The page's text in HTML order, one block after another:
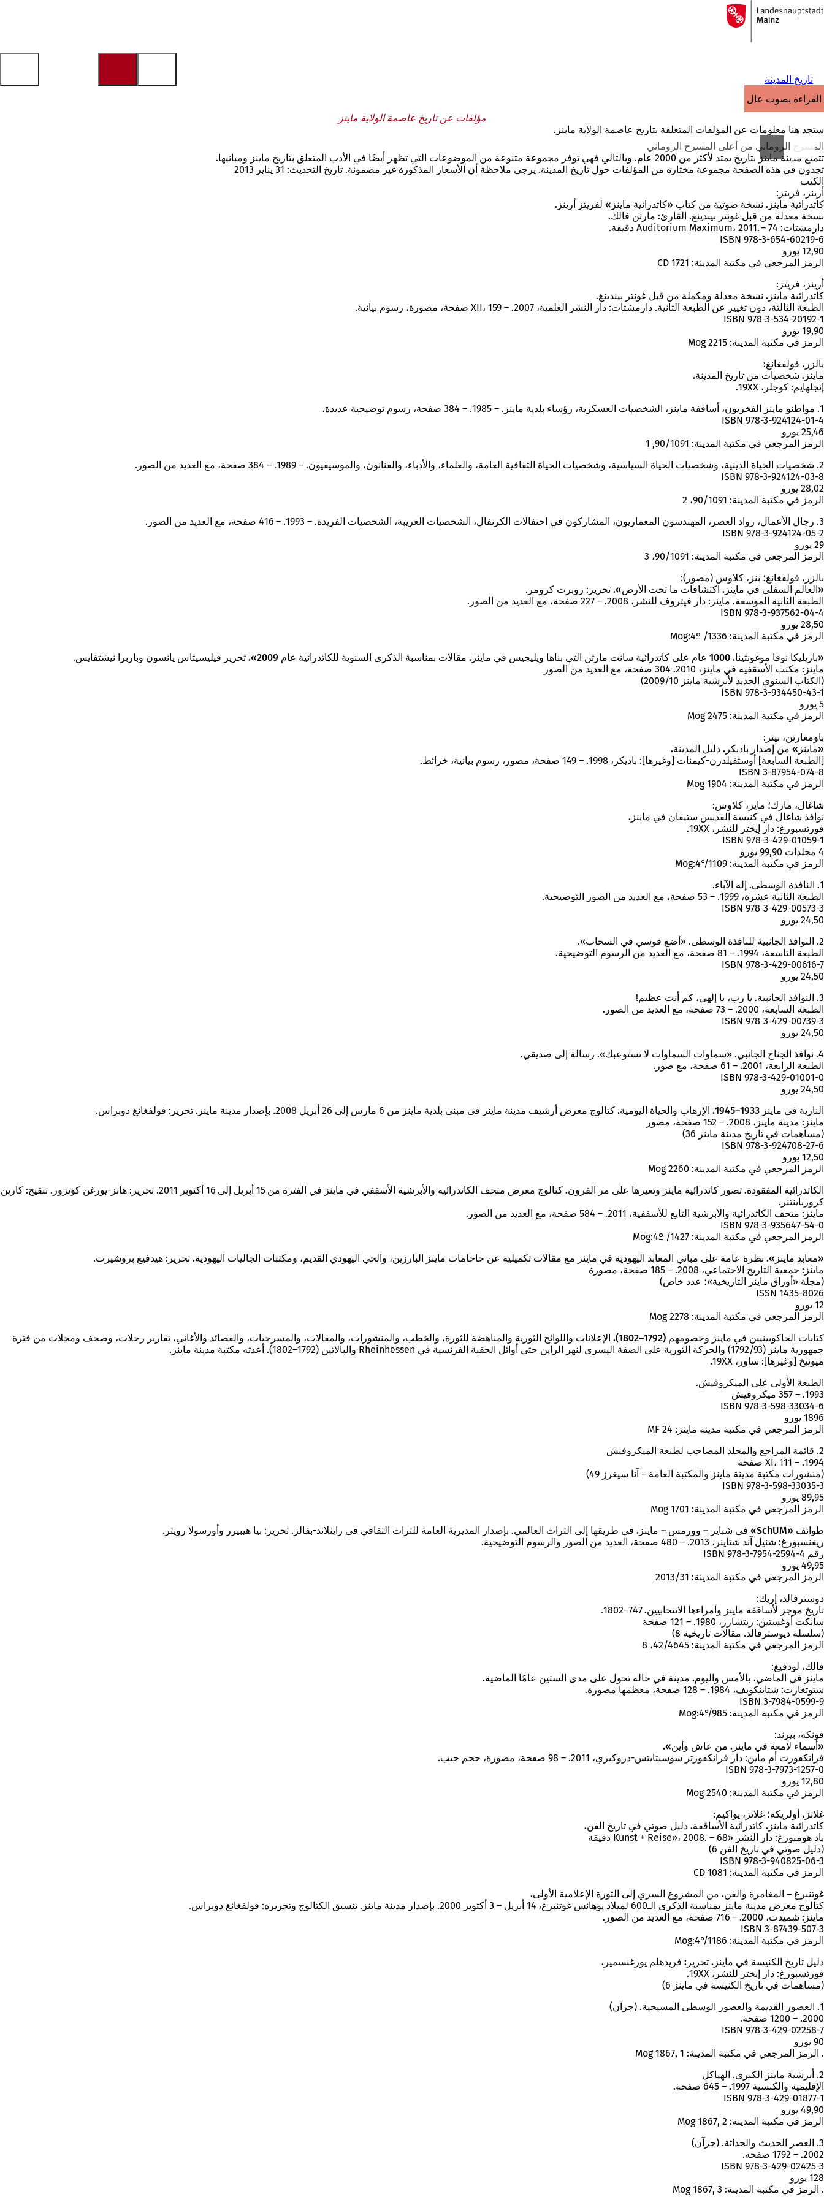
الانتقال إلى المحتوى
إلى
الصفحة
تاريخ المدينة
القراءة بصوت عالٍ
مؤلفات عن تاريخ عاصمة الولاية ماينز
ستجد هنا معلومات عن المؤلفات المتعلقة بتاريخ عاصمة الولاية ماينز.
المسرح الروماني من أعلى المسرح الروماني
تتمتع مدينة ماينز بتاريخ يمتد لأكثر من 2000 عام. وبالتالي فهي توفر مجموعة متنوعة من الموضوعات التي تظهر أيضًا في الأدب المتعلق بتاريخ ماينز ومبانيها.
تجدون في هذه الصفحة مجموعة مختارة من المؤلفات حول تاريخ المدينة. يرجى ملاحظة أن الأسعار المذكورة غير مضمونة. تاريخ التحديث: 31 يناير 2013
الكتب
أرينز، فريتز:
كاتدرائية ماينز. نسخة صوتية من كتاب «كاتدرائية ماينز» لفريتز أرينز.
نسخة معدلة من قبل غونتر بيندينغ. القارئ: مارتن فالك.
دارمشتات: Auditorium Maximum، 2011. – 74 دقيقة.
ISBN 978-3-654-60219-6
12,90 يورو
الرمز المرجعي في مكتبة المدينة: CD 1721
أرينز، فريتز:
كاتدرائية ماينز. نسخة معدلة ومكملة من قبل غونتر بيندينغ.
الطبعة الثالثة، دون تغيير عن الطبعة الثانية. دارمشتات: دار النشر العلمية، 2007. – XII، 159 صفحة، مصورة، رسوم بيانية.
ISBN 978-3-534-20192-1
19,90 يورو
الرمز في مكتبة المدينة: Mog 2215
بالزر، فولفغانغ:
ماينز. شخصيات من تاريخ المدينة.
إنجلهايم: كوجلر، 19XX.
1. مواطنو ماينز الفخريون، أساقفة ماينز، الشخصيات العسكرية، رؤساء بلدية ماينز. – 1985. – 384 صفحة، رسوم توضيحية عديدة.
ISBN 978-3-924124-01-4
25,46 يورو
الرمز المرجعي في مكتبة المدينة: 90/1091, 1
2. شخصيات الحياة الدينية، وشخصيات الحياة السياسية، وشخصيات الحياة الثقافية العامة، والعلماء، والأدباء، والفنانون، والموسيقيون. – 1989. – 384 صفحة، مع العديد من الصور.
ISBN 978-3-924124-03-8
28,02 يورو
الرمز في مكتبة المدينة: 90/1091، 2
3. رجال الأعمال، رواد العصر، المهندسون المعماريون، المشاركون في احتفالات الكرنفال، الشخصيات الغريبة، الشخصيات الفريدة. – 1993. – 416 صفحة، مع العديد من الصور.
ISBN 978-3-924124-05-2
29 يورو
الرمز المرجعي في مكتبة المدينة: 90/1091، 3
بالزر، فولفغانغ؛ بنز، كلاوس (مصور):
«العالم السفلي في ماينز. اكتشافات ما تحت الأرض». تحرير: روبرت كرومر.
الطبعة الثانية الموسعة. ماينز: دار فيتروف للنشر، 2008. – 227 صفحة، مع العديد من الصور.
ISBN 978-3-937562-04-4
28,50 يورو
الرمز في مكتبة المدينة: Mog:4º /1336
«بازيليكا نوفا موغونتينا. 1000 عام على كاتدرائية سانت مارتن التي بناها ويليجيس في ماينز. مقالات بمناسبة الذكرى السنوية للكاتدرائية عام 2009».
تحرير فيليسيتاس يانسون وباربرا نيشتفايس.
ماينز: مكتب الأسقفية في ماينز، 2010. 304 صفحة، مع العديد من الصور
(الكتاب السنوي الجديد لأبرشية ماينز 2009/10)
ISBN 978-3-934450-43-1
5 يورو
الرمز في مكتبة المدينة: Mog 2475
باومغارتن، بيتر:
«ماينز» من إصدار باديكر. دليل المدينة.
[الطبعة السابعة] أوستفيلدرن-كيمنات [وغيرها]: باديكر، 1998. – 149 صفحة، مصور، رسوم بيانية، خرائط.
ISBN 3-87954-074-8
الرمز في مكتبة المدينة: Mog 1904
شاغال، مارك؛ ماير، كلاوس:
نوافذ شاغال في كنيسة القديس ستيفان في ماينز.
فورتسبورغ: دار إيختر للنشر، 19XX.
ISBN 978-3-429-01059-1
4 مجلدات 99,90 يورو
الرمز في مكتبة المدينة: Mog:4°/1109
1. النافذة الوسطى. إله الآباء.
الطبعة الثانية عشرة، 1999. – 53 صفحة، مع العديد من الصور التوضيحية.
ISBN 978-3-429-00573-3
24,50 يورو
2. النوافذ الجانبية للنافذة الوسطى. «أضع قوسي في السحاب».
الطبعة التاسعة، 1994. – 81 صفحة، مع العديد من الرسوم التوضيحية.
ISBN 978-3-429-00616-7
24,50 يورو
3. النوافذ الجانبية. يا رب، يا إلهي، كم أنت عظيم!
الطبعة السابعة، 2000. – 73 صفحة، مع العديد من الصور.
ISBN 978-3-429-00739-3
24,50 يورو
4. نوافذ الجناح الجانبي. «سماوات السماوات لا تستوعبك». رسالة إلى صديقي.
الطبعة الرابعة، 2001. – 61 صفحة، مع صور.
ISBN 978-3-429-01001-0
24,50 يورو
النازية في ماينز 1933–1945. الإرهاب والحياة اليومية.
كتالوج معرض أرشيف مدينة ماينز في مبنى بلدية ماينز من 6 مارس إلى 26 أبريل 2008. بإصدار مدينة ماينز. تحرير: فولفغانغ دوبراس.
ماينز: مدينة ماينز، 2008. – 152 صفحة، مصور
(مساهمات في تاريخ مدينة ماينز 36)
ISBN 978-3-924708-27-6
12,50 يورو
الرمز المرجعي في مكتبة المدينة: Mog 2260
الكاتدرائية المفقودة. تصور كاتدرائية ماينز وتغيرها على مر القرون.
كتالوج معرض متحف الكاتدرائية والأبرشية الأسقفي في ماينز في الفترة من 15 أبريل إلى 16 أكتوبر 2011. تحرير: هانز-يورغن كوتزور. تنقيح: كارين
كروزباينتنر.
ماينز: متحف الكاتدرائية والأبرشية التابع للأسقفية، 2011. – 584 صفحة، مع العديد من الصور.
ISBN 978-3-935647-54-0
الرمز المرجعي في مكتبة المدينة: Mog:4º /1427
«معابد ماينز». نظرة عامة على مباني المعابد اليهودية في ماينز مع مقالات تكميلية عن حاخامات ماينز البارزين، والحي اليهودي القديم، ومكتبات الجاليات اليهودية. تحرير: هيدفيغ بروشيرت.
ماينز: جمعية التاريخ الاجتماعي، 2008. – 185 صفحة، مصورة
(مجلة «أوراق ماينز التاريخية»؛ عدد خاص)
ISSN 1435-8026
12 يورو
الرمز المرجعي في مكتبة المدينة: Mog 2278
كتابات الجاكوبينيين في ماينز وخصومهم (1792–1802).
الإعلانات واللوائح الثورية والمناهضة للثورة، والخطب، والمنشورات، والمقالات، والمسرحيات، والقصائد والأغاني، تقارير رحلات، وصحف ومجلات من فترة
جمهورية ماينز (1792/93) والحركة الثورية على الضفة اليسرى لنهر الراين حتى أوائل الحقبة الفرنسية في Rheinhessen والبالاتين (1792–1802). أعدته مكتبة مدينة ماينز.
ميونيخ [وغيرها]: ساور، 19XX.
الطبعة الأولى على الميكروفيش.
1993. – 357 ميكروفيش
ISBN 978-3-598-33034-6
1896 يورو
الرمز المرجعي في مكتبة مدينة ماينز: MF 24
2. قائمة المراجع والمجلد المصاحب لطبعة الميكروفيش
1994. – XI، 111 صفحة
(منشورات مكتبة مدينة ماينز والمكتبة العامة – آنا سيغرز 49)
ISBN 978-3-598-33035-3
89,95 يورو
الرمز المرجعي في مكتبة المدينة: Mog 1701
طوائف «SchUM» في شباير – وورمس – ماينز.
في طريقها إلى التراث العالمي. بإصدار المديرية العامة للتراث الثقافي في راينلاند-بفالز. تحرير: بيا هيبيرر وأورسولا رويتر.
ريغنسبورغ: شنيل آند شتاينر، 2013. – 480 صفحة، العديد من الصور والرسوم التوضيحية.
رقم ISBN 978-3-7954-2594-4
49,95 يورو
الرمز المرجعي في مكتبة المدينة: 2013/31
دوسترفالد، إريك:
تاريخ موجز لأساقفة ماينز وأمراءها الانتخابيين.747–1802.
سانكت أوغستين: ريتشارز، 1980. – 121 صفحة
(سلسلة ديوسترفالد. مقالات تاريخية 8)
الرمز المرجعي في مكتبة المدينة: 42/4645، 8
فالك، لودفيغ:
ماينز في الماضي، بالأمس واليوم. مدينة في حالة تحول على مدى الستين عامًا الماضية.
شتوتغارت: شتاينكوبف، 1984. – 128 صفحة، معظمها مصورة.
ISBN 3-7984-0599-9
الرمز في مكتبة المدينة: Mog:4°/985
فونكه، بيرند:
«أسماء لامعة في ماينز. من عاش وأين».
فرانكفورت أم ماين: دار فرانكفورتر سوسيتايتس-دروكيري، 2011. – 98 صفحة، مصورة، حجم جيب.
ISBN 978-3-7973-1257-0
12,80 يورو
الرمز في مكتبة المدينة: Mog 2540
غلاتز، أولريكه؛ غلاتز، يواكيم:
كاتدرائية ماينز. كاتدرائية الأساقفة. دليل صوتي في تاريخ الفن.
باد هومبورغ: دار النشر «Kunst + Reise»، 2008. – 68 دقيقة
(دليل صوتي في تاريخ الفن 6)
ISBN 978-3-940825-06-3
الرمز في مكتبة المدينة: CD 1081
غوتنبرغ – المغامرة والفن. من المشروع السري إلى الثورة الإعلامية الأولى.
كتالوج معرض مدينة ماينز بمناسبة الذكرى الـ600 لميلاد يوهانس غوتنبرغ، 14 أبريل – 3 أكتوبر 2000. بإصدار مدينة ماينز. تنسيق الكتالوج وتحريره: فولفغانغ دوبراس.
ماينز: شميدت، 2000. – 716 صفحة، مع العديد من الصور.
ISBN 3-87439-507-3
الرمز في مكتبة المدينة: Mog:4°/1186
دليل تاريخ الكنيسة في ماينز. تحرير: فريدهلم يورغنسمير.
فورتسبورغ: دار إيختر للنشر، 19XX.
(مساهمات في تاريخ الكنيسة في ماينز 6)
1. العصور القديمة والعصور الوسطى المسيحية. (جزآن)
2000. – 1200 صفحة.
ISBN 978-3-429-02258-7
90 يورو
. الرمز المرجعي في مكتبة المدينة: Mog 1867, 1
2. أبرشية ماينز الكبرى. الهياكل
الإقليمية والكنسية 1997. – 645 صفحة.
ISBN 978-3-429-01877-1
49,90 يورو
الرمز في مكتبة المدينة: Mog 1867, 2
3. العصر الحديث والحداثة. (جزآن)
2002. – 1792 صفحة.
ISBN 978-3-429-02425-3
128 يورو
. الرمز في مكتبة المدينة: Mog 1867, 3